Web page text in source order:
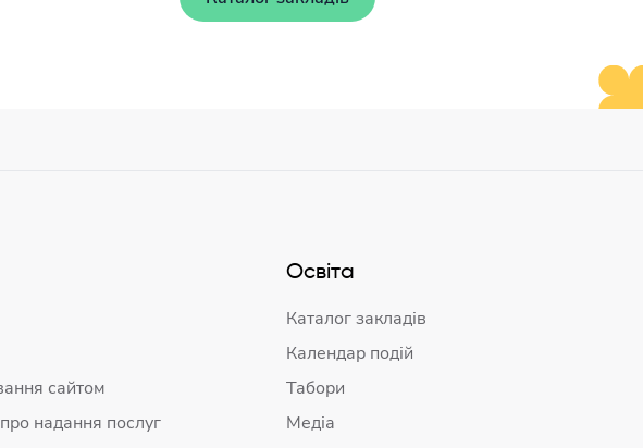
сайтом
надання послуг
Освіта
Каталог закладів
Календар подій
Табори
Медіа